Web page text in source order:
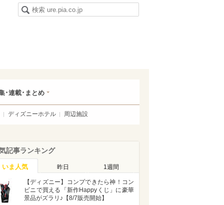
･連載･まとめ
ディズニーホテル 周辺施設
記事ランキング
いま人気 昨日 1週間
【ディズニー】コンプできたら神！コン
ビニで買える「新作Happyくじ」に豪華
景品がズラリ♪【8/7販売開始】